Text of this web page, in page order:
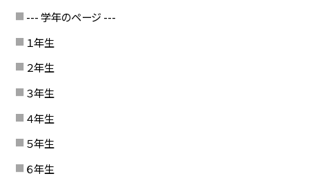
--- 学年のページ ---
１年生
２年生
３年生
４年生
５年生
６年生